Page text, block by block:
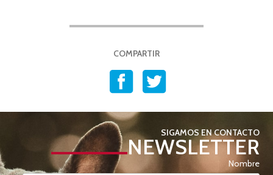
COMPARTIR
SIGAMOS EN CONTACTO
NEWSLETTER
Nombre